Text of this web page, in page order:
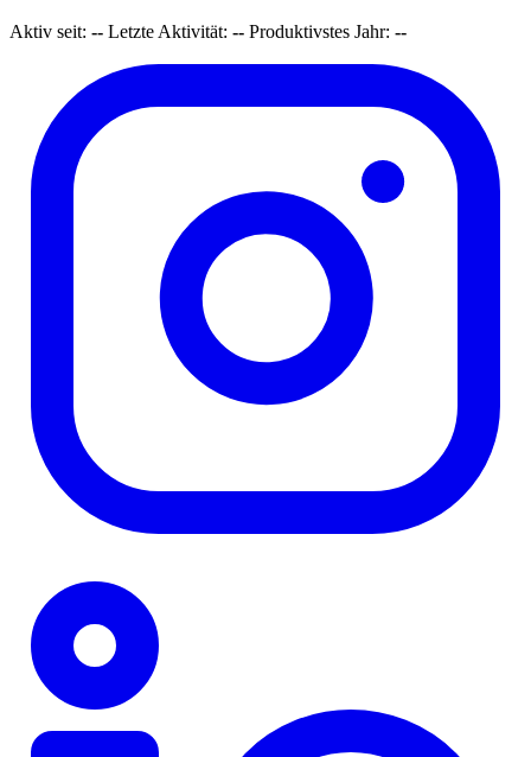
Aktiv seit: -- Letzte Aktivität: -- Produktivstes Jahr: --